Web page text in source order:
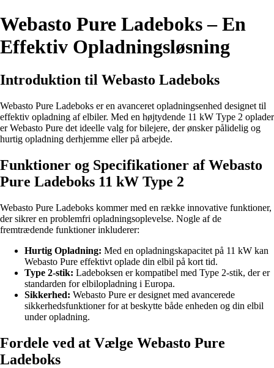
Webasto Pure Ladeboks – En
Effektiv Opladningsløsning
Introduktion til Webasto Ladeboks
Webasto Pure Ladeboks er en avanceret opladningsenhed designet til
effektiv opladning af elbiler. Med en højtydende 11 kW Type 2 oplader
er Webasto Pure det ideelle valg for bilejere, der ønsker pålidelig og
hurtig opladning derhjemme eller på arbejde.
Funktioner og Specifikationer af Webasto
Pure Ladeboks 11 kW Type 2
Webasto Pure Ladeboks kommer med en række innovative funktioner,
der sikrer en problemfri opladningsoplevelse. Nogle af de
fremtrædende funktioner inkluderer:
Hurtig Opladning: Med en opladningskapacitet på 11 kW kan
Webasto Pure effektivt oplade din elbil på kort tid.
Type 2-stik: Ladeboksen er kompatibel med Type 2-stik, der er
standarden for elbilopladning i Europa.
Sikkerhed: Webasto Pure er designet med avancerede
sikkerhedsfunktioner for at beskytte både enheden og din elbil
under opladning.
Fordele ved at Vælge Webasto Pure
Ladeboks